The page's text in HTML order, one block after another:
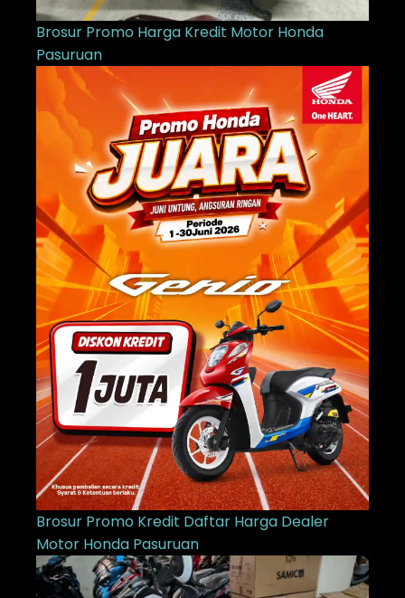
Brosur Promo Harga Kredit Motor Honda
Pasuruan
Brosur Promo Kredit Daftar Harga Dealer
Motor Honda Pasuruan